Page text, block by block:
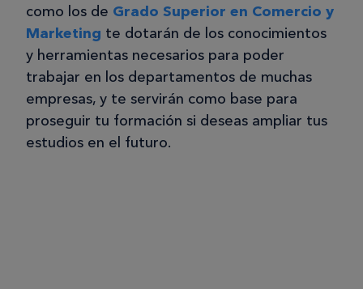
como los de Grado Superior en Comercio y
Marketing te dotarán de los conocimientos
y herramientas necesarios para poder
trabajar en los departamentos de muchas
empresas, y te servirán como base para
proseguir tu formación si deseas ampliar tus
estudios en el futuro.